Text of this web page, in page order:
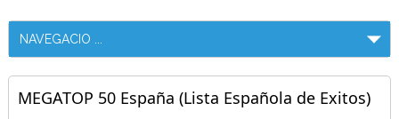
MEGATOP 50 España (Lista Española de Exitos)